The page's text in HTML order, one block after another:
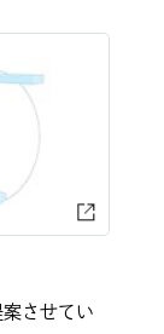
させてい